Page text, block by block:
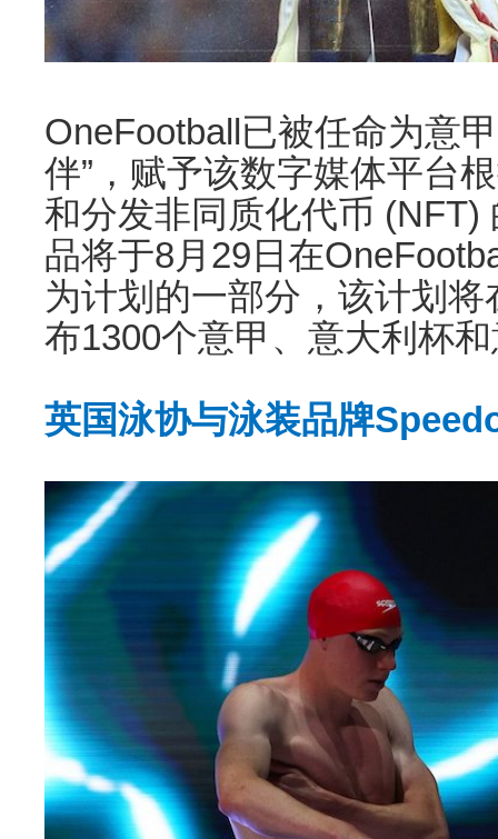
OneFootball已被任命为意
伴”，赋予该数字媒体平台
和分发非同质化代币 (NFT)
品将于8月29日在
为计划的一部分，该计划
布1300个意甲、意大利杯
英国泳协与泳装品牌